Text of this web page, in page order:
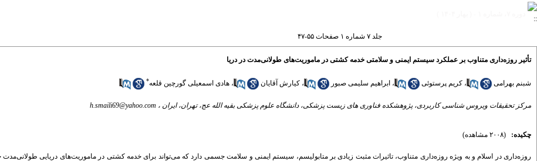
جلد ۷ شماره ۱ صفحات ۵۵-۴۷
تأثیر روزه‌داری متناوب بر عملکرد سیستم ایمنی و سلامتی خدمه کشتی در ماموریت‌های طولانی‌مدت در دریا
شبنم بهرامی ، کریم پرستوئی ، ابراهیم سلیمی صبور ، کیارش آقایان ، هادی اسمعیلی گورچین قلعه*
مرکز تحقیقات ویروس شناسی کاربردی، پژوهشکده فناوری های زیست پزشکی، دانشگاه علوم پزشکی بقیه الله عج، تهران، ایران ، h.smaili69@yahoo.com
چکیده: (۲۰۰۸ مشاهده)
روزه‌داری در اسلام و به ویژه روزه‌داری متناوب، تاثیرات مثبت زیادی بر متابولیسم، سیستم ایمنی و سلامت جسمی دارد که می‌تواند برای خدمه کشتی در ماموریت‌های دریایی طولانی‌مدت